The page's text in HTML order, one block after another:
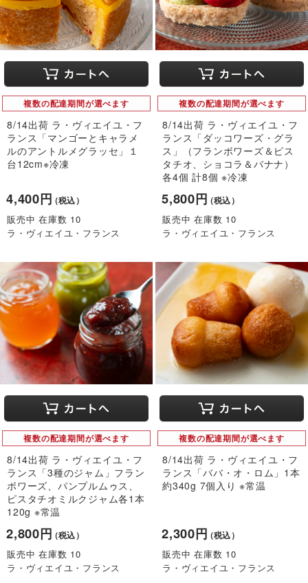
複数の配達期間が選べます
8/14出荷 ラ・ヴィエイユ・フ
ランス「マンゴーとキャラメ
ルのアントルメグラッセ」１
台12cm※冷凍
4,400円（税込）
販売中 在庫数 10
ラ・ヴィエイユ・フランス
複数の配達期間が選べます
8/14出荷 ラ・ヴィエイユ・フ
ランス「ダッコワーズ・グラ
ス」（フランボワーズ＆ピス
タチオ、ショコラ＆バナナ）
各4個 計8個 ※冷凍
5,800円（税込）
販売中 在庫数 10
ラ・ヴィエイユ・フランス
複数の配達期間が選べます
8/14出荷 ラ・ヴィエイユ・フ
ランス「3種のジャム」フラン
ボワーズ、パンプルムゥス、
ピスタチオミルクジャム各1本
120g ※常温
2,800円（税込）
販売中 在庫数 10
ラ・ヴィエイユ・フランス
複数の配達期間が選べます
8/14出荷 ラ・ヴィエイユ・フ
ランス「ババ・オ・ロム」1本
約340g 7個入り ※常温
2,300円（税込）
販売中 在庫数 10
ラ・ヴィエイユ・フランス